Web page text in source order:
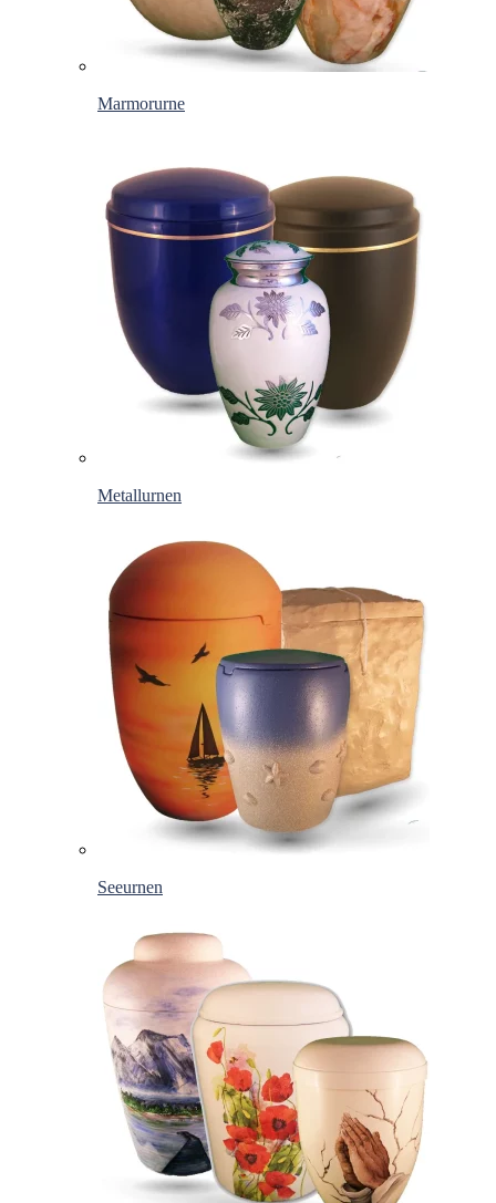
Marmorurne
Metallurnen
Seeurnen